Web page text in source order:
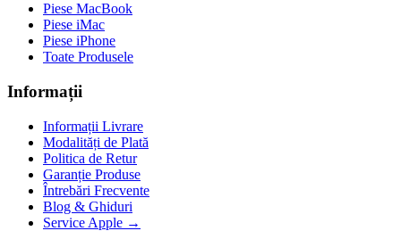
Piese MacBook
Piese iMac
Piese iPhone
Toate Produsele
Informații
Informații Livrare
Modalități de Plată
Politica de Retur
Garanție Produse
Întrebări Frecvente
Blog & Ghiduri
Service Apple →